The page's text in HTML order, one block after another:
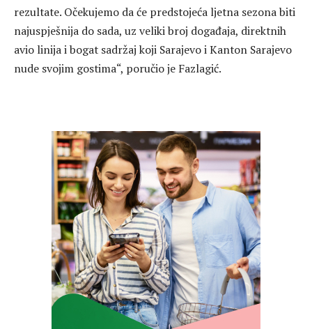
rezultate. Očekujemo da će predstojeća ljetna sezona biti
najuspješnija do sada, uz veliki broj događaja, direktnih
avio linija i bogat sadržaj koji Sarajevo i Kanton Sarajevo
nude svojim gostima“, poručio je Fazlagić.